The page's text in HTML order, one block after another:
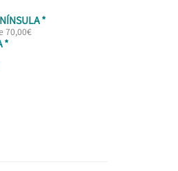
*
70,00€
*